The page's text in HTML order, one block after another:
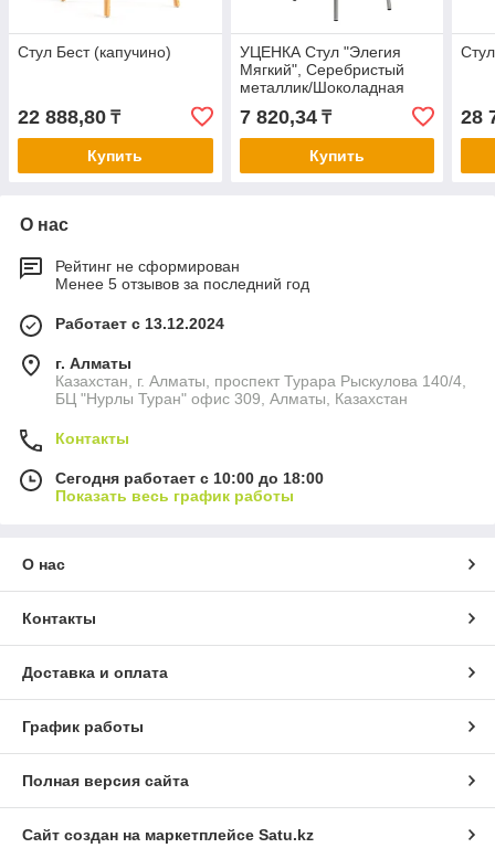
Стул Бест (капучино)
22 888,80 ₸
Купить
УЦЕНКА Стул "Элегия
Мягкий", Серебристый
металлик/Шоколадная
7 820,34₸
Купить
28
О нас
Рейтинг не сформирован
Менее 5 отзывов за последний год
Работает с 13.12.2024
г. Алматы
Казахстан, г. Алматы, проспект Турара Рыскулова 140/4,
БЦ "Нурлы Туран" офис 309, Алматы, Казахстан
Контакты
Сегодня работает с 10:00 до 18:00
Показать весь график работы
О нас
Контакты
Доставка и оплата
График работы
Полная версия сайта
Сайт создан на маркетплейсе Satu.kz